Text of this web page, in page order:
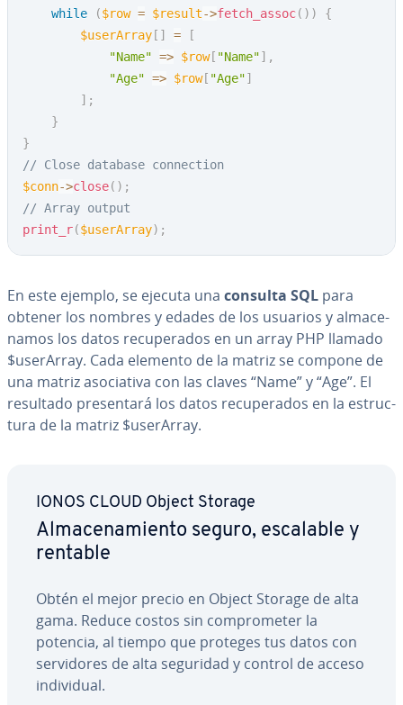
while
($row = $result->fetch_assoc( ) )
{
$userArray [ ] =
[
"Name" => $row[ "Name"] ,
"Age" => $row[ "Age"]
] ;
}
}
// Close database connection
$conn->close( ) ;
// Array output
print_r($userArray) ;
En este ejemplo, se ejecuta una consulta SQL para
obtener los nombres y edades de los usuarios y al­ma­ce­
na­mos los datos re­cu­pe­ra­dos en un array PHP llamado
$userArray. Cada elemento de la matriz se compone de
una matriz aso­cia­ti­va con las claves “Name” y “Age”. El
resultado pre­se­n­ta­rá los datos re­cu­pe­ra­dos en la es­tru­c­
tu­ra de la matriz $userArray.
IONOS CLOUD Object Storage
Al­ma­ce­na­mie­n­to seguro, escalable y
rentable
Obtén el mejor precio en Object Storage de alta
gama. Reduce costos sin co­m­pro­me­ter la
potencia, al tiempo que proteges tus datos con
se­r­vi­do­res de alta seguridad y control de acceso
in­di­vi­dual.